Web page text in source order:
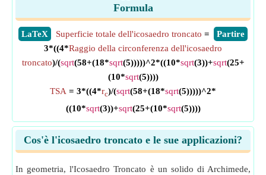
Formula
​LaTeX ​Partire
Superficie totale dell'icosaedro troncato =
3*((4*Raggio della circonferenza dell'icosaedro
troncato)/(sqrt(58+(18*sqrt(5)))))^2*((10*sqrt(3))+sqrt(25+
(10*sqrt(5))))
TSA = 3*((4*rc)/(sqrt(58+(18*sqrt(5)))))^2*
((10*sqrt(3))+sqrt(25+(10*sqrt(5))))
Cos'è l'icosaedro troncato e le sue applicazioni?
In geometria, l'Icosaedro Troncato è un solido di Archimede,